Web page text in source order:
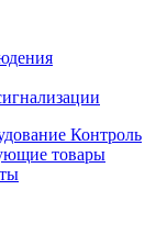
Контроль
товары